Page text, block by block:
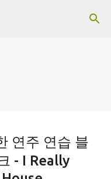
사람은 고통
연주 연습 블
- I Really